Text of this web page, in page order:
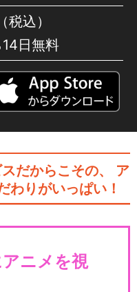
命
税込）
日無料
だからこその、
ア
わりがいっぱい！
ニメを視